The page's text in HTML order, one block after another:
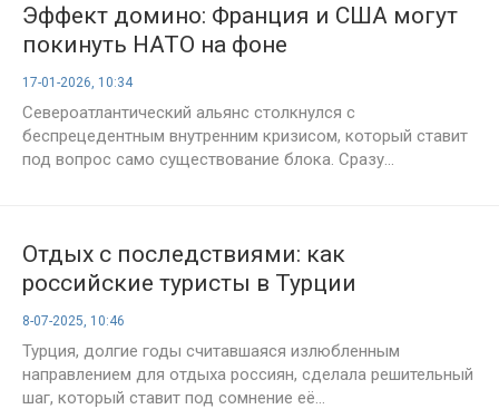
Эффект домино: Франция и США могут
покинуть НАТО на фоне
территориальных споров в Арктике
17-01-2026, 10:34
Североатлантический альянс столкнулся с
беспрецедентным внутренним кризисом, который ставит
под вопрос само существование блока. Сразу...
Отдых с последствиями: как
российские туристы в Турции
финансируют войну против России
8-07-2025, 10:46
Турция, долгие годы считавшаяся излюбленным
направлением для отдыха россиян, сделала решительный
шаг, который ставит под сомнение её...